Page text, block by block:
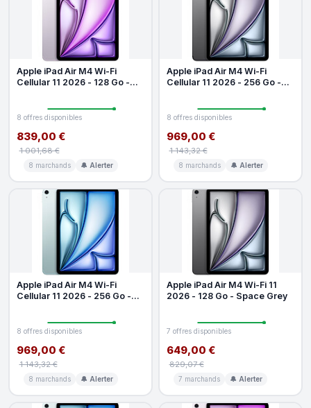
Apple iPad Air M4 Wi-Fi
Cellular 11 2026 - 128 Go -
8 offres disponibles
839,00 €
1 001,68 €
8 marchands 🔔 Alerter
Apple iPad Air M4 Wi-Fi
Cellular 11 2026 - 256 Go -
8 offres disponibles
969,00 €
1 143,32 €
8 marchands 🔔 Alerter
Apple iPad Air M4 Wi-Fi
Cellular 11 2026 - 256 Go -
8 offres disponibles
969,00 €
1 143,32 €
8 marchands 🔔 Alerter
Apple iPad Air M4 Wi-Fi 11
2026 - 128 Go - Space Grey
7 offres disponibles
649,00 €
829,07 €
7 marchands 🔔 Alerter